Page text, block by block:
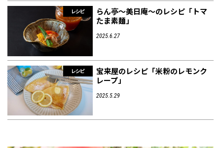
レシピ
らん亭～美日庵～のレシピ「トマ
たま素麺」
2025.6.27
レシピ
宝来屋のレシピ「米粉のレモンク
レープ」
2025.5.29